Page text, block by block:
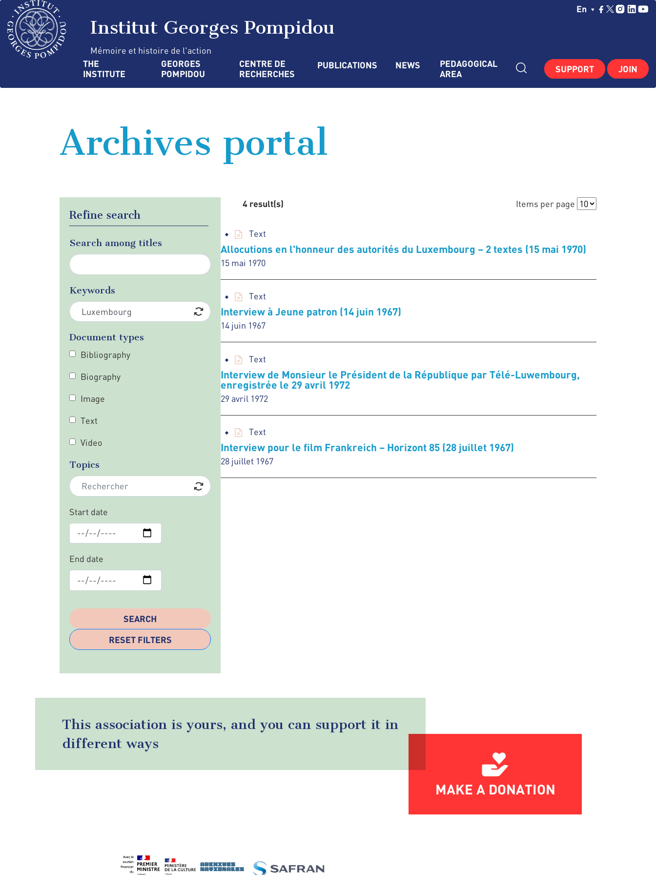
Skip
main
content
Choisissez Votre
En
Institut Georges Pompidou
Mémoire et histoire de l'action
Navigation
principale
THE
INSTITUTE
GEORGES
POMPIDOU
CENTRE DE
RECHERCHES
PUBLICATIONS NEWS
PEDAGOGICAL
AREA
SUPPORT JOIN
Archives portal
Refine search
Search among titles
Keywords
Document types
Bibliography
Biography
Image
Text
Video
Topics
Start date
End date
Items per page
4 result(s)
Text
Allocutions en l'honneur des autorités du Luxembourg – 2 textes (15 mai 1970)
15 mai 1970
Text
Interview à Jeune patron (14 juin 1967)
14 juin 1967
Text
Interview de Monsieur le Président de la République par Télé-Luwembourg,
enregistrée le 29 avril 1972
29 avril 1972
Text
Interview pour le film Frankreich – Horizont 85 (28 juillet 1967)
28 juillet 1967
This association is yours, and you can support it in
different ways
MAKE A DONATION
Cookies management panel